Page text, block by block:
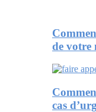
de votre
cas